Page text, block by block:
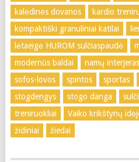
kalėdinės dovanos
kardio
kompaktiški granuliniai katilai
lėtaeigė HUROM sulčiaspaudė
modernūs baldai
namų interjeras
sofos-lovos
spintos sportas
stogdengys
stogo danga
treniruokliai
Vaiko krikštynų
židiniai
žiedai